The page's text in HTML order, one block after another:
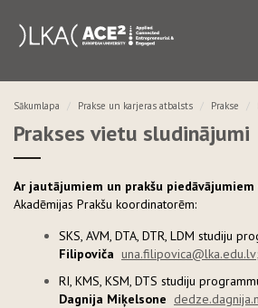
Sākumlapa Prakse un karjeras atbalsts Prakse
Prakses vietu sludinājumi
Ar jautājumiem un prakšu piedāvājumiem
Akadēmijas Prakšu koordinatorēm:
SKS, AVM, DTA, DTR, LDM studiju
Filipoviča una.filipovica@lka.edu.lv;
RI, KMS, KSM, DTS studiju
Dagnija Miķelsone